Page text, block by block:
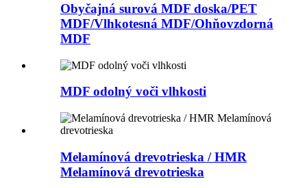
Obyčajná surová MDF doska/PET
MDF/Vlhkotesná MDF/Ohňovzdorná
MDF
MDF odolný voči vlhkosti
Melamínová drevotrieska / HMR
Melamínová drevotrieska